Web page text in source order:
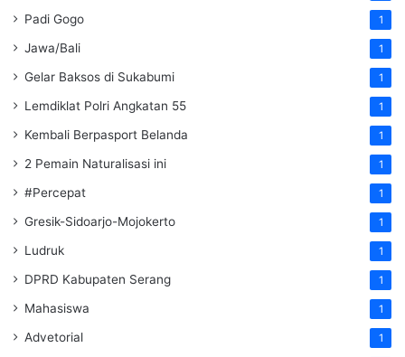
Padi Gogo 1
Jawa/Bali 1
Gelar Baksos di Sukabumi 1
Lemdiklat Polri Angkatan 55 1
Kembali Berpasport Belanda 1
2 Pemain Naturalisasi ini 1
#Percepat 1
Gresik-Sidoarjo-Mojokerto 1
Ludruk 1
DPRD Kabupaten Serang 1
Mahasiswa 1
Advetorial 1